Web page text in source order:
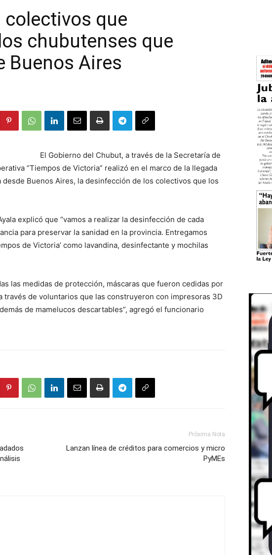
que
chubutenses que
Buenos Aires
El Gobierno del Chubut, a través de la Secretaría de
“Tiempos de Victoria” realizó en el marco de la llegada
Buenos Aires, la desinfección de los colectivos que los
explicó que “vamos a realizar la desinfección de cada
para preservar la sanidad en la provincia. Entregamos
de Victoria’ como lavandina, desinfectante y mochilas
las medidas de protección, máscaras que fueron cedidas por
través de voluntarios que las construyeron con impresoras 3D
de mamelucos descartables”, agregó el funcionario
Próxima Nota
Lanzan línea de créditos para comercios y micro
PyMEs